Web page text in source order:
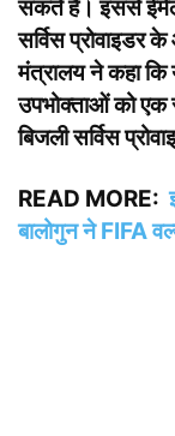
सकते हैं। इससे ईमेल
सर्विस प्रोवाइडर
मंत्रालय ने कहा कि
उपभोक्ताओं को एक
बिजली सर्विस
READ MORE:
बालोगुन ने FIFA